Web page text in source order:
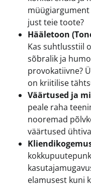
müügiargument
just teie toote?
Hääletoon
Kas suhtlusstiil
sõbralik ja
provokatiivne?
on kriitilise
Väärtused ja
peale raha
nooremad
väärtused
elamusest kuni